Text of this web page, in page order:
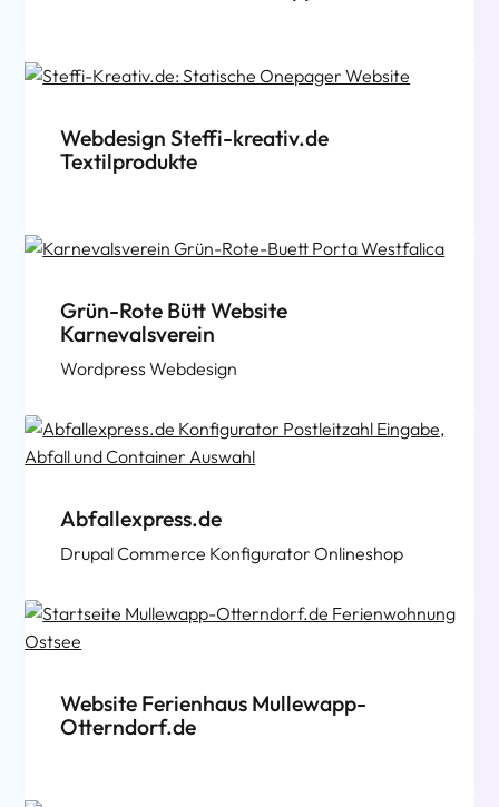
Webdesign Steffi-kreativ.de
Textilprodukte
Grün-Rote Bütt Website
Karnevalsverein
Wordpress Webdesign
Abfallexpress.de
Drupal Commerce Konfigurator Onlineshop
Website Ferienhaus Mullewapp-
Otterndorf.de